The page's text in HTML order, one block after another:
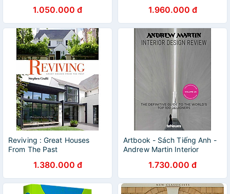
1.050.000 đ 1.960.000 đ
Reviving : Great Houses
From The Past
1.380.000 đ
Artbook - Sách Tiếng Anh -
Andrew Martin Interior
1.730.000 đ